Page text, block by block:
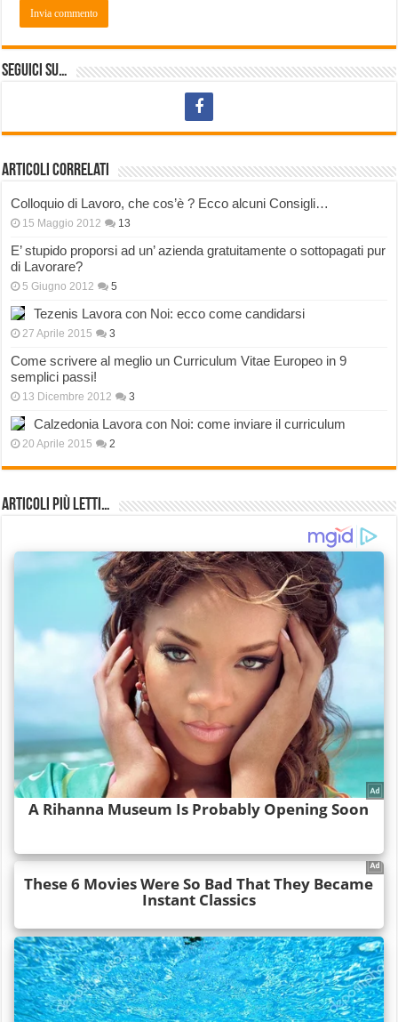
Seguici su…
Articoli correlati
Colloquio di Lavoro, che cos’è ? Ecco alcuni Consigli…
15 Maggio 2012 13
E’ stupido proporsi ad un’ azienda gratuitamente o sottopagati pur
di Lavorare?
5 Giugno 2012 5
Tezenis Lavora con Noi: ecco come candidarsi
27 Aprile 2015 3
Come scrivere al meglio un Curriculum Vitae Europeo in 9
semplici passi!
13 Dicembre 2012 3
Calzedonia Lavora con Noi: come inviare il curriculum
20 Aprile 2015 2
Articoli più Letti…